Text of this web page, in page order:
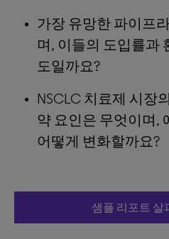
가장 유망한 파이프
며, 이들의 도입률과
도일까요?
NSCLC 치료제 시장
약 요인은 무엇이며,
어떻게 변화할까요?
샘플 리포트 살